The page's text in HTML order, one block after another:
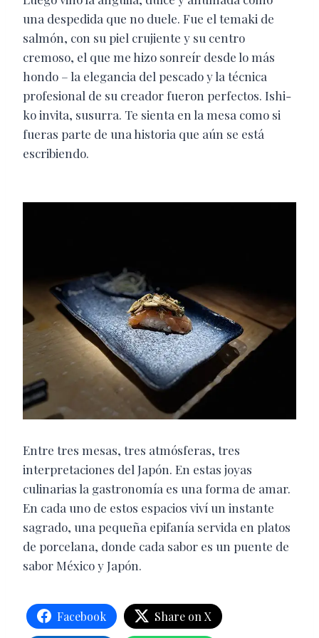
una despedida que no duele. Fue el temaki de
salmón, con su piel crujiente y su centro
cremoso, el que me hizo sonreír desde lo más
hondo – la elegancia del pescado y la técnica
profesional de su creador fueron perfectos. Ishi-
ko invita, susurra. Te sienta en la mesa como si
fueras parte de una historia que aún se está
escribiendo.
Entre tres mesas, tres atmósferas, tres
interpretaciones del Japón. En estas joyas
culinarias la gastronomía es una forma de amar.
En cada uno de estos espacios viví un instante
sagrado, una pequeña epifanía servida en platos
de porcelana, donde cada sabor es un puente de
sabor México y Japón.
Facebook Share on X